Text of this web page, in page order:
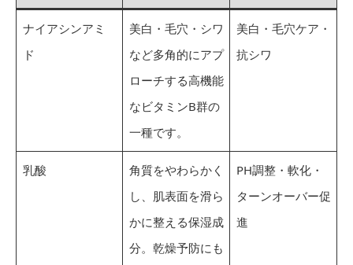
ナイアシンアミ
ド
美白・毛穴・シワ
など多角的にアプ
ローチする高機能
なビタミンB群の
一種です。
美白・毛穴ケア・
抗シワ
乳酸
角質をやわらかく
し、肌表面を滑ら
かに整える保湿成
分。乾燥予防にも
PH調整・軟化・
ターンオーバー促
進